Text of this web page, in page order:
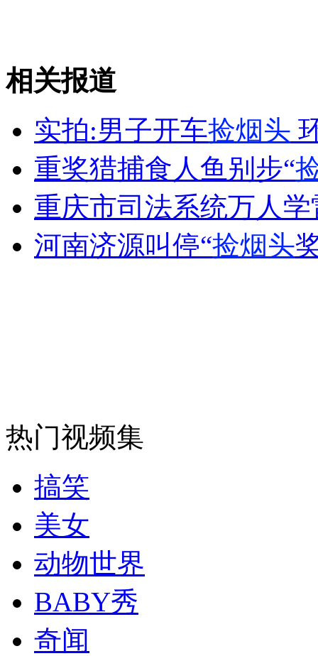
罐装饮料开启爆炸划伤男孩脸 缝31针
山西运城恶犬咬伤多人 警民合力深夜将其击毙
女孩北京地铁殴打老人 痛下狠手拳打脚踢
无痛分娩是否安全 医生回应
走！跟着总书记去植树
消防员救轻生者
相关报道
实拍:男子开车捡烟头
重奖猎捕食人鱼别步“
重庆市司法系统万人
河南济源叫停“捡烟头
热门视频集
搞笑
美女
动物世界
BABY秀
奇闻